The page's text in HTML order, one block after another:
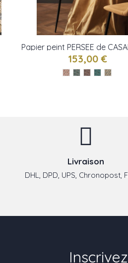
Papier peint PERSEE de
153,00 €
Livraison
DHL, DPD, UPS, Chronopost,